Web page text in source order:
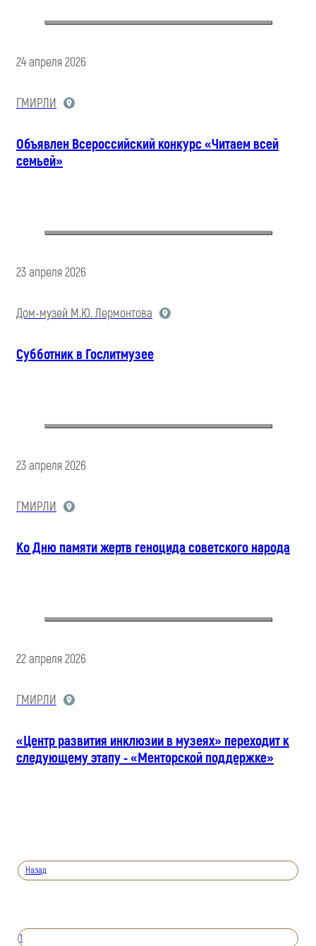
24 апреля 2026
ГМИРЛИ
Объявлен Всероссийский конкурс «Читаем всей
семьей»
23 апреля 2026
Дом-музей М.Ю. Лермонтова
Субботник в Гослитмузее
23 апреля 2026
ГМИРЛИ
Ко Дню памяти жертв геноцида советского народа
22 апреля 2026
ГМИРЛИ
«Центр развития инклюзии в музеях» переходит к
следующему этапу - «Менторской поддержке»
Назад
1